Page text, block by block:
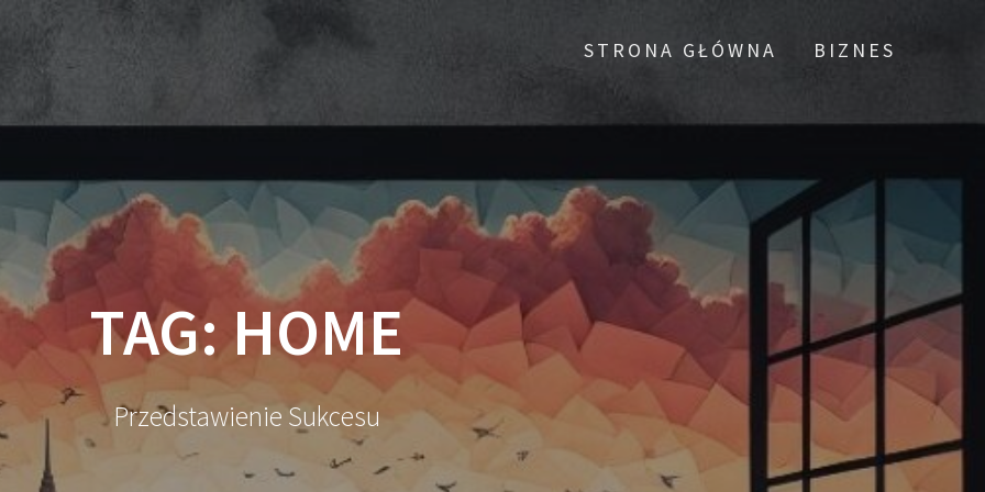
STRONA GŁÓWNA BIZNES
TAG:HOME
Przedstawienie Sukcesu